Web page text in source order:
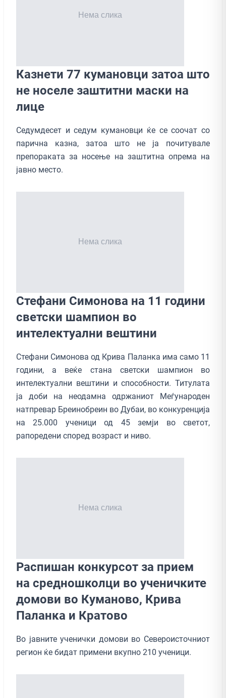
Казнети 77 кумановци затоа што
не носеле заштитни маски на
лице
Седумдесет и седум кумановци ќе се соочат со
парична казна, затоа што не ја почитувале
препораката за носење на заштитна опрема на
јавно место.
Стефани Симонова на 11 години
светски шампион во
интелектуални вештини
Стефани Симонова од Крива Паланка има само 11
години, а веќе стана светски шампион во
интелектуални вештини и способности. Титулата
ја доби на неодамна одржаниот Меѓународен
натпревар Бреинобреин во Дубаи, во конкуренција
на 25.000 ученици од 45 земји во светот,
рапоредени според возраст и ниво.
Распишан конкурсот за прием
на средношколци во ученичките
домови во Куманово, Крива
Паланка и Кратово
Во јавните ученички домови во Североисточниот
регион ќе бидат примени вкупно 210 ученици.